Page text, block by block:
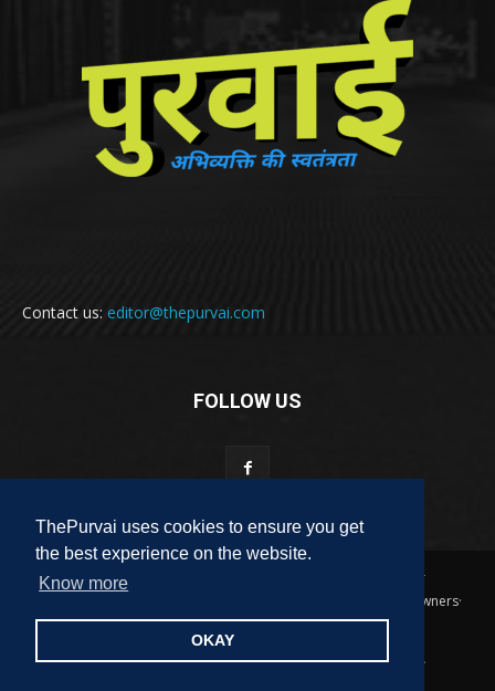
ThePurvai uses cookies to ensure you get
the best experience on the website.
Know more
OKAY
Contact us: editor@thepurvai.com
FOLLOW US
Copyright 2018-2023 THE PURVAI | All Rights Reserved · And Our
Sitemap · All Logos & Trademark Belongs To Their Respective Owners·
Designed & Developed byALL DIGI SEO
पुरवाई अपनी बात कविता कहानी साहित्यिक हलचल लेख
लघुकथा